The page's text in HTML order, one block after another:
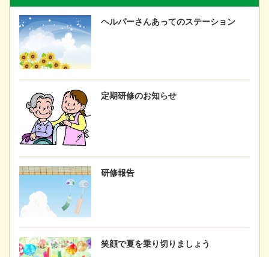
ヘルパーさんあってのステーション
定期研修のお知らせ
研修報告
笑顔で夏を乗り切りましょう